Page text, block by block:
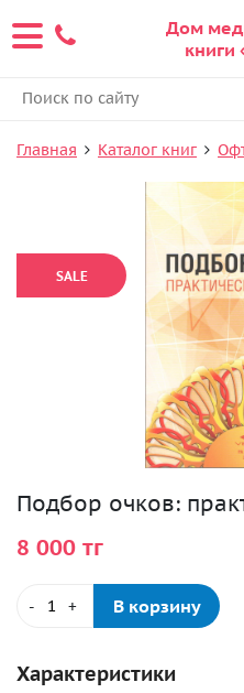
Дом
книги
Главная Каталог книг
SALE
Подбор очков:
8 000 тг
- + В корзину
Характеристики